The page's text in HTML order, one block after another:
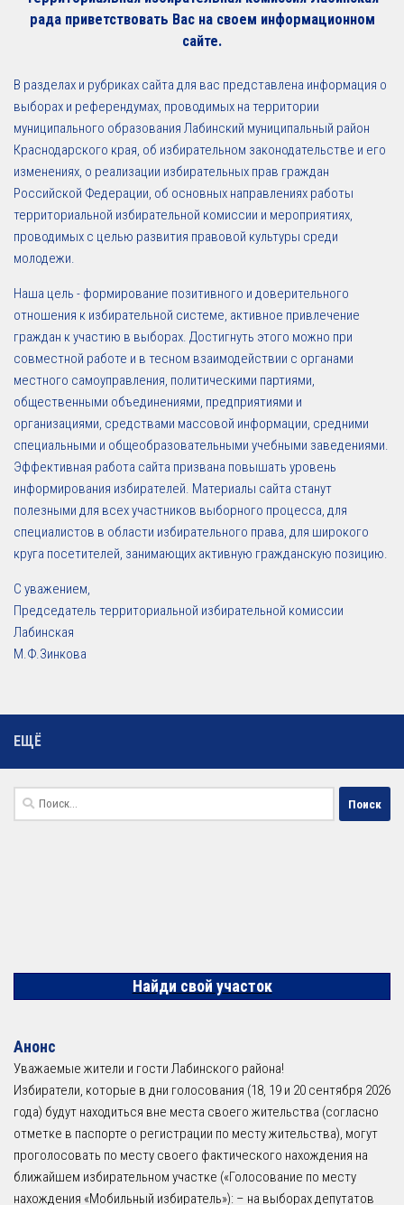
рада приветствовать Вас на своем информационном
сайте.
В разделах и рубриках сайта для вас представлена информация о
выборах и референдумах, проводимых на территории
муниципального образования Лабинский муниципальный район
Краснодарского края, об избирательном законодательстве и его
изменениях, о реализации избирательных прав граждан
Российской Федерации, об основных направлениях работы
территориальной избирательной комиссии и мероприятиях,
проводимых с целью развития правовой культуры среди
молодежи.
Наша цель - формирование позитивного и доверительного
отношения к избирательной системе, активное привлечение
граждан к участию в выборах. Достигнуть этого можно при
совместной работе и в тесном взаимодействии с органами
местного самоуправления, политическими партиями,
общественными объединениями, предприятиями и
организациями, средствами массовой информации, средними
специальными и общеобразовательными учебными заведениями.
Эффективная работа сайта призвана повышать уровень
информирования избирателей. Материалы сайта станут
полезными для всех участников выборного процесса, для
специалистов в области избирательного права, для широкого
круга посетителей, занимающих активную гражданскую позицию.
С уважением,
Председатель территориальной избирательной комиссии
Лабинская
М.Ф.Зинкова
ЕЩЁ
Найти:
Найди свой участок
Анонс
Уважаемые жители и гости Лабинского района!
Избиратели, которые в дни голосования (18, 19 и 20 сентября 2026
года) будут находиться вне места своего жительства (согласно
отметке в паспорте о регистрации по месту жительства), могут
проголосовать по месту своего фактического нахождения на
ближайшем избирательном участке («Голосование по месту
нахождения «Мобильный избиратель»): – на выборах депутатов